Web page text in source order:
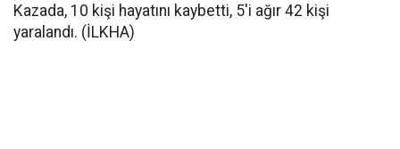
Kazada, 10 kişi hayatını kaybetti, 5'i ağır 42 kişi
yaralandı. (İLKHA)